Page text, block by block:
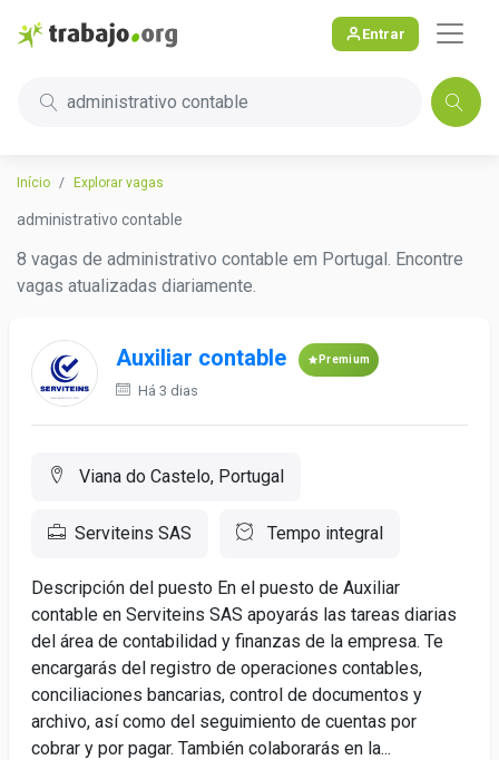
Entrar
administrativo contable
Início Explorar vagas
administrativo contable
8 vagas de administrativo contable em Portugal. Encontre
vagas atualizadas diariamente.
Auxiliar contable Premium
Há 3 dias
Viana do Castelo, Portugal
Serviteins SAS Tempo integral
Descripción del puesto En el puesto de Auxiliar
contable en Serviteins SAS apoyarás las tareas diarias
del área de contabilidad y finanzas de la empresa. Te
encargarás del registro de operaciones contables,
conciliaciones bancarias, control de documentos y
archivo, así como del seguimiento de cuentas por
cobrar y por pagar. También colaborarás en la...